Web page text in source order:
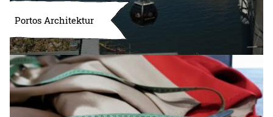
Portos Architektur